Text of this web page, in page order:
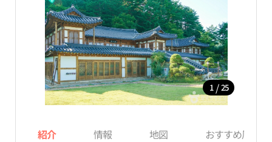
1 / 25
紹介 情報 地図 おすすめ周辺